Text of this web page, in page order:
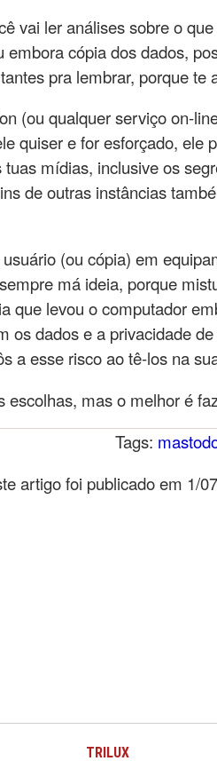
vai ler análises sobre o
embora cópia dos dados,
pra lembrar, porque te
(ou qualquer serviço on-
quiser e for esforçado, ele
mídias, inclusive os
de outras instâncias
(ou cópia) em
má ideia, porque
que levou o computador
os dados e a privacidade
a esse risco ao tê-los na
escolhas, mas o melhor é
Tags:
artigo foi publicado em 1/
TRILUX